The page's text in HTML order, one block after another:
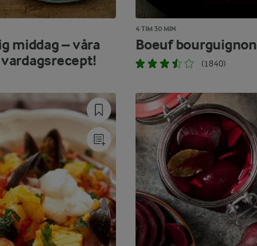
middag – våra
4 TIM 30 MIN
Boeuf bourguignon
(1840)